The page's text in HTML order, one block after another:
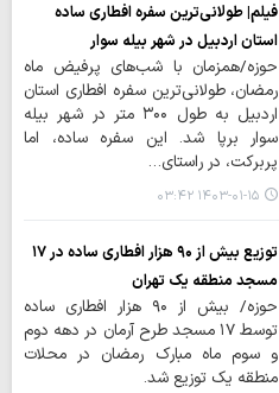
فیلم| طولانی‌ترین سفره افطاری ساده
استان اردبیل در شهر بیله سوار
حوزه/همزمان با شب‌های پرفیض ماه
رمضان، طولانی‌ترین سفره افطاری استان
اردبیل به طول ۳۰۰ متر در شهر بیله
سوار برپا شد. این سفره ساده، اما
پربرکت، در راستای…
۱۴۰۳-۰۱-۱۵ ۰۳:۴۲
توزیع بیش از ۹۰ هزار افطاری ساده در ۱۷
مسجد منطقه یک تهران
حوزه/ بیش از ۹۰ هزار افطاری ساده
توسط ۱۷ مسجد طرح آرمان در دهه دوم
و سوم ماه مبارک رمضان در محلات
منطقه یک توزیع شد.